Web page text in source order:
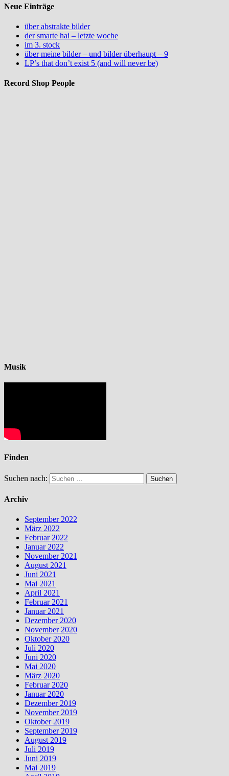
Neue Einträge
über abstrakte bilder
der smarte hai – letzte woche
im 3. stock
über meine bilder – und bilder überhaupt – 9
LP’s that don’t exist 5 (and will never be)
Record Shop People
Musik
Finden
Suchen nach:
Archiv
September 2022
März 2022
Februar 2022
Januar 2022
November 2021
August 2021
Juni 2021
Mai 2021
April 2021
Februar 2021
Januar 2021
Dezember 2020
November 2020
Oktober 2020
Juli 2020
Juni 2020
Mai 2020
März 2020
Februar 2020
Januar 2020
Dezember 2019
November 2019
Oktober 2019
September 2019
August 2019
Juli 2019
Juni 2019
Mai 2019